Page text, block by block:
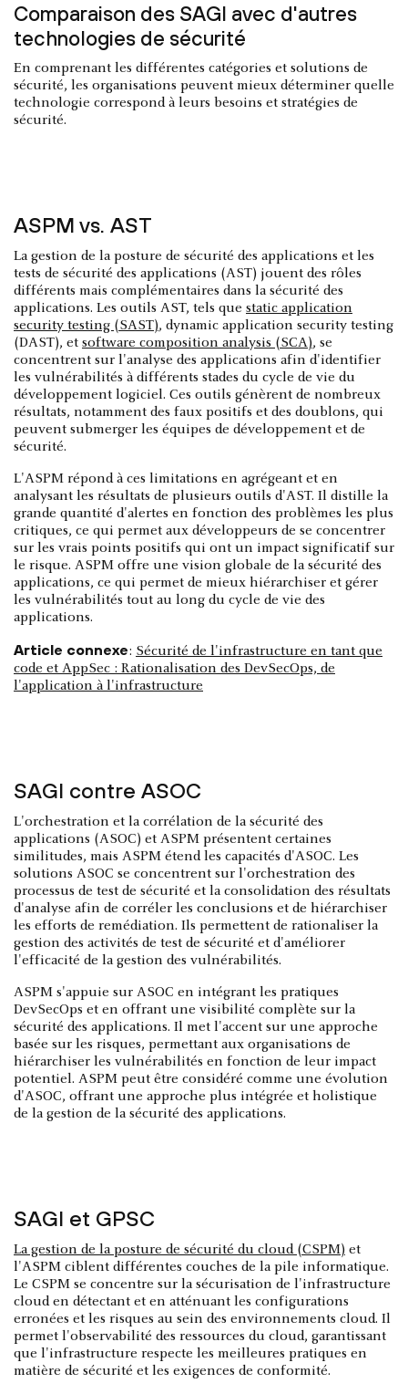
Comparaison des SAGI avec d'autres
technologies de sécurité
En comprenant les différentes catégories et solutions de
sécurité, les organisations peuvent mieux déterminer quelle
technologie correspond à leurs besoins et stratégies de
sécurité.
ASPM vs. AST
La gestion de la posture de sécurité des applications et les
tests de sécurité des applications (AST) jouent des rôles
différents mais complémentaires dans la sécurité des
applications. Les outils AST, tels que static application
security testing (SAST), dynamic application security testing
(DAST), et software composition analysis (SCA), se
concentrent sur l'analyse des applications afin d'identifier
les vulnérabilités à différents stades du cycle de vie du
développement logiciel. Ces outils génèrent de nombreux
résultats, notamment des faux positifs et des doublons, qui
peuvent submerger les équipes de développement et de
sécurité.
L'ASPM répond à ces limitations en agrégeant et en
analysant les résultats de plusieurs outils d'AST. Il distille la
grande quantité d'alertes en fonction des problèmes les plus
critiques, ce qui permet aux développeurs de se concentrer
sur les vrais points positifs qui ont un impact significatif sur
le risque. ASPM offre une vision globale de la sécurité des
applications, ce qui permet de mieux hiérarchiser et gérer
les vulnérabilités tout au long du cycle de vie des
applications.
Article connexe: Sécurité de l'infrastructure en tant que
code et AppSec : Rationalisation des DevSecOps, de
l'application à l'infrastructure
SAGI contre ASOC
L'orchestration et la corrélation de la sécurité des
applications (ASOC) et ASPM présentent certaines
similitudes, mais ASPM étend les capacités d'ASOC. Les
solutions ASOC se concentrent sur l'orchestration des
processus de test de sécurité et la consolidation des résultats
d'analyse afin de corréler les conclusions et de hiérarchiser
les efforts de remédiation. Ils permettent de rationaliser la
gestion des activités de test de sécurité et d'améliorer
l'efficacité de la gestion des vulnérabilités.
ASPM s'appuie sur ASOC en intégrant les pratiques
DevSecOps et en offrant une visibilité complète sur la
sécurité des applications. Il met l'accent sur une approche
basée sur les risques, permettant aux organisations de
hiérarchiser les vulnérabilités en fonction de leur impact
potentiel. ASPM peut être considéré comme une évolution
d'ASOC, offrant une approche plus intégrée et holistique
de la gestion de la sécurité des applications.
SAGI et GPSC
La gestion de la posture de sécurité du cloud (CSPM) et
l'ASPM ciblent différentes couches de la pile informatique.
Le CSPM se concentre sur la sécurisation de l'infrastructure
cloud en détectant et en atténuant les configurations
erronées et les risques au sein des environnements cloud. Il
permet l'observabilité des ressources du cloud, garantissant
que l'infrastructure respecte les meilleures pratiques en
matière de sécurité et les exigences de conformité.